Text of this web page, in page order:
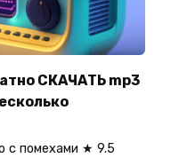
СКАЧАТЬ mp3
с помехами ★ 9.5